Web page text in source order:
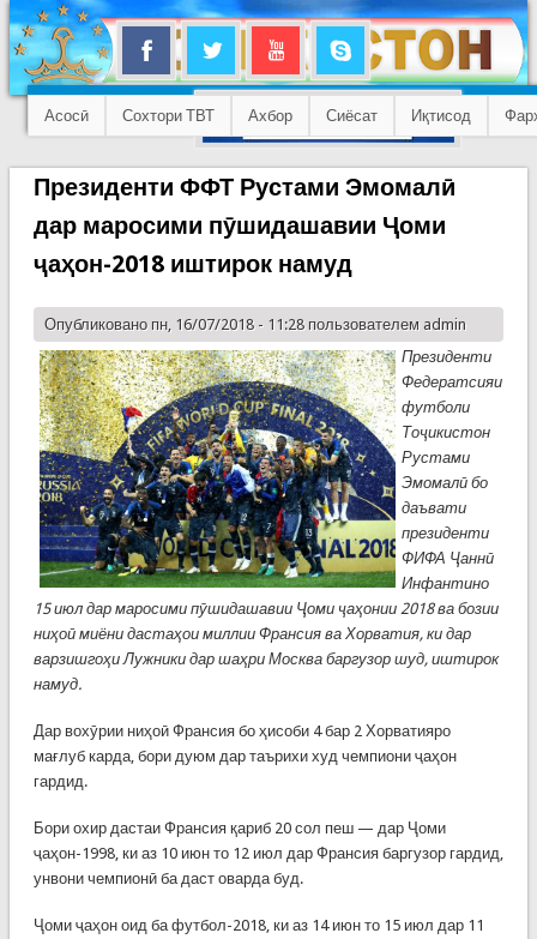
Асосӣ Сохтори ТВТ Ахбор Сиёсат Иқтисод
Президенти ФФТ Рустами Эмомалӣ
дар маросими пӯшидашавии Ҷоми
ҷаҳон-2018 иштирок намуд
Опубликовано пн, 16/07/2018 - 11:28 пользователем admin
Президенти
Федератсияи
футболи
Тоҷикистон
Рустами
Эмомалӣ бо
даъвати
президенти
ФИФА Ҷаннӣ
Инфантино
15 июл дар маросими пӯшидашавии Ҷоми ҷаҳонии 2018 ва бозии
ниҳоӣ миёни дастаҳои миллии Франсия ва Хорватия, ки дар
варзишгоҳи Лужники дар шаҳри Москва баргузор шуд, иштирок
намуд.
Дар вохӯрии ниҳоӣ Франсия бо ҳисоби 4 бар 2 Хорватияро
мағлуб карда, бори дуюм дар таърихи худ чемпиони ҷаҳон
гардид.
Бори охир дастаи Франсия қариб 20 сол пеш — дар Ҷоми
ҷаҳон-1998, ки аз 10 июн то 12 июл дар Франсия баргузор гардид,
унвони чемпионӣ ба даст оварда буд.
Ҷоми ҷаҳон оид ба футбол-2018, ки аз 14 июн то 15 июл дар 11